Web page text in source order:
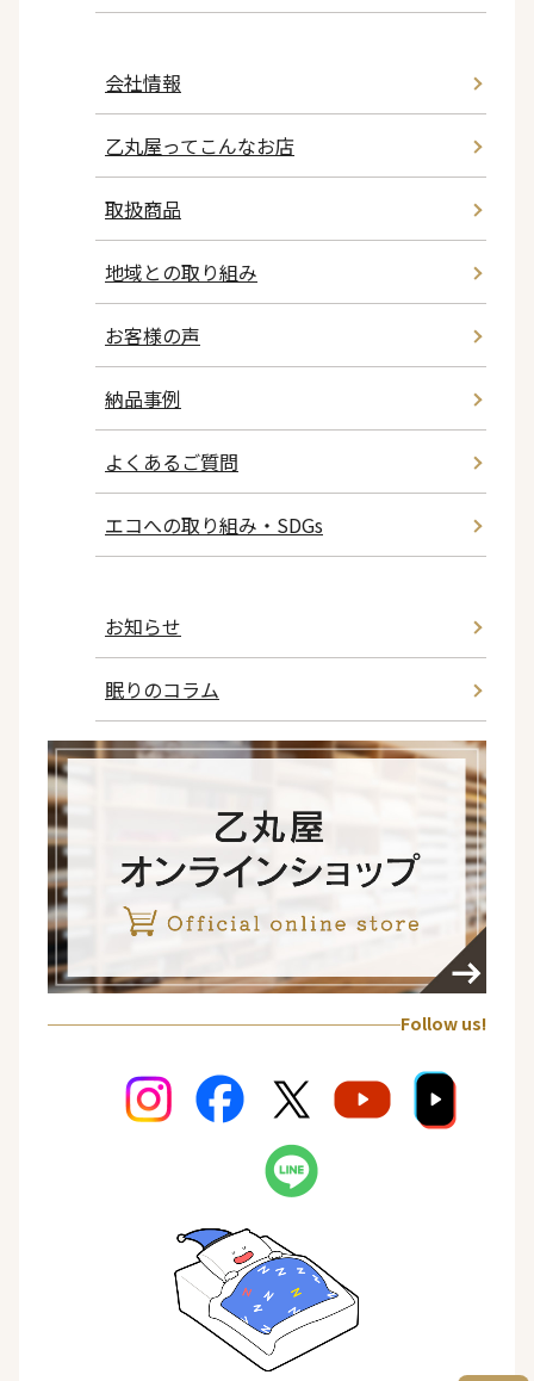
会社情報
乙丸屋ってこんなお店
取扱商品
地域との取り組み
お客様の声
納品事例
よくあるご質問
エコへの取り組み・SDGs
お知らせ
眠りのコラム
Follow us!